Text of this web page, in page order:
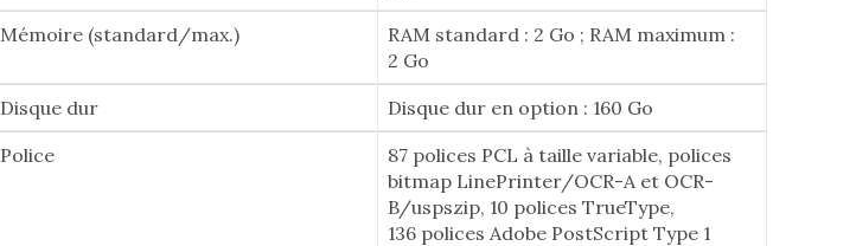
Mémoire (standard/max.)
RAM standard : 2 Go ; RAM maximum :
2 Go
Disque dur
Disque dur en option : 160 Go
Police
87 polices PCL à taille variable, polices
bitmap LinePrinter/OCR-A et OCR-
B/uspszip, 10 polices TrueType,
136 polices Adobe PostScript Type 1